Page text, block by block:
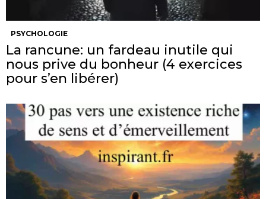
PSYCHOLOGIE
La rancune: un fardeau inutile qui
nous prive du bonheur (4 exercices
pour s’en libérer)